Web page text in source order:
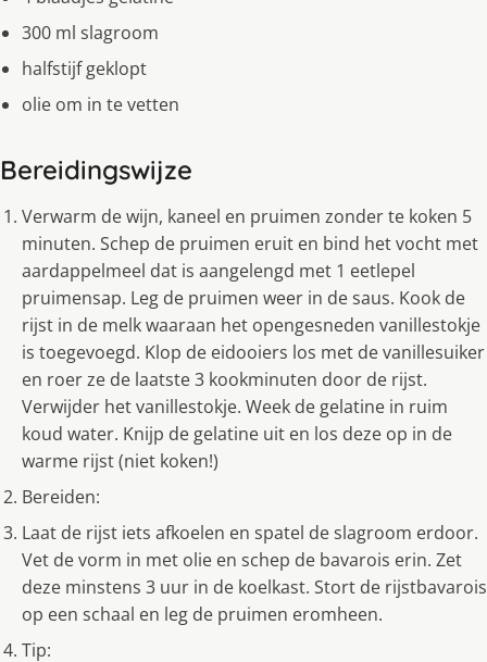
300 ml slagroom
halfstijf geklopt
olie om in te vetten
Bereidingswijze
Verwarm de wijn, kaneel en pruimen zonder te koken 5
minuten. Schep de pruimen eruit en bind het vocht met
aardappelmeel dat is aangelengd met 1 eetlepel
pruimensap. Leg de pruimen weer in de saus. Kook de
rijst in de melk waaraan het opengesneden vanillestokje
is toegevoegd. Klop de eidooiers los met de vanillesuiker
en roer ze de laatste 3 kookminuten door de rijst.
Verwijder het vanillestokje. Week de gelatine in ruim
koud water. Knijp de gelatine uit en los deze op in de
warme rijst (niet koken!)
Bereiden:
Laat de rijst iets afkoelen en spatel de slagroom erdoor.
Vet de vorm in met olie en schep de bavarois erin. Zet
deze minstens 3 uur in de koelkast. Stort de rijstbavarois
op een schaal en leg de pruimen eromheen.
Tip: